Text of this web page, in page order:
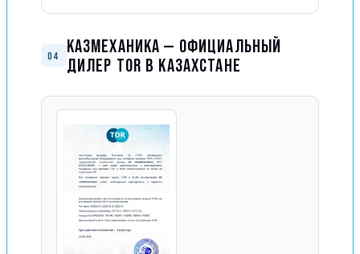
04
КАЗМЕХАНИКА — ОФИЦИАЛЬНЫЙ
ДИЛЕР TOR В КАЗАХСТАНЕ